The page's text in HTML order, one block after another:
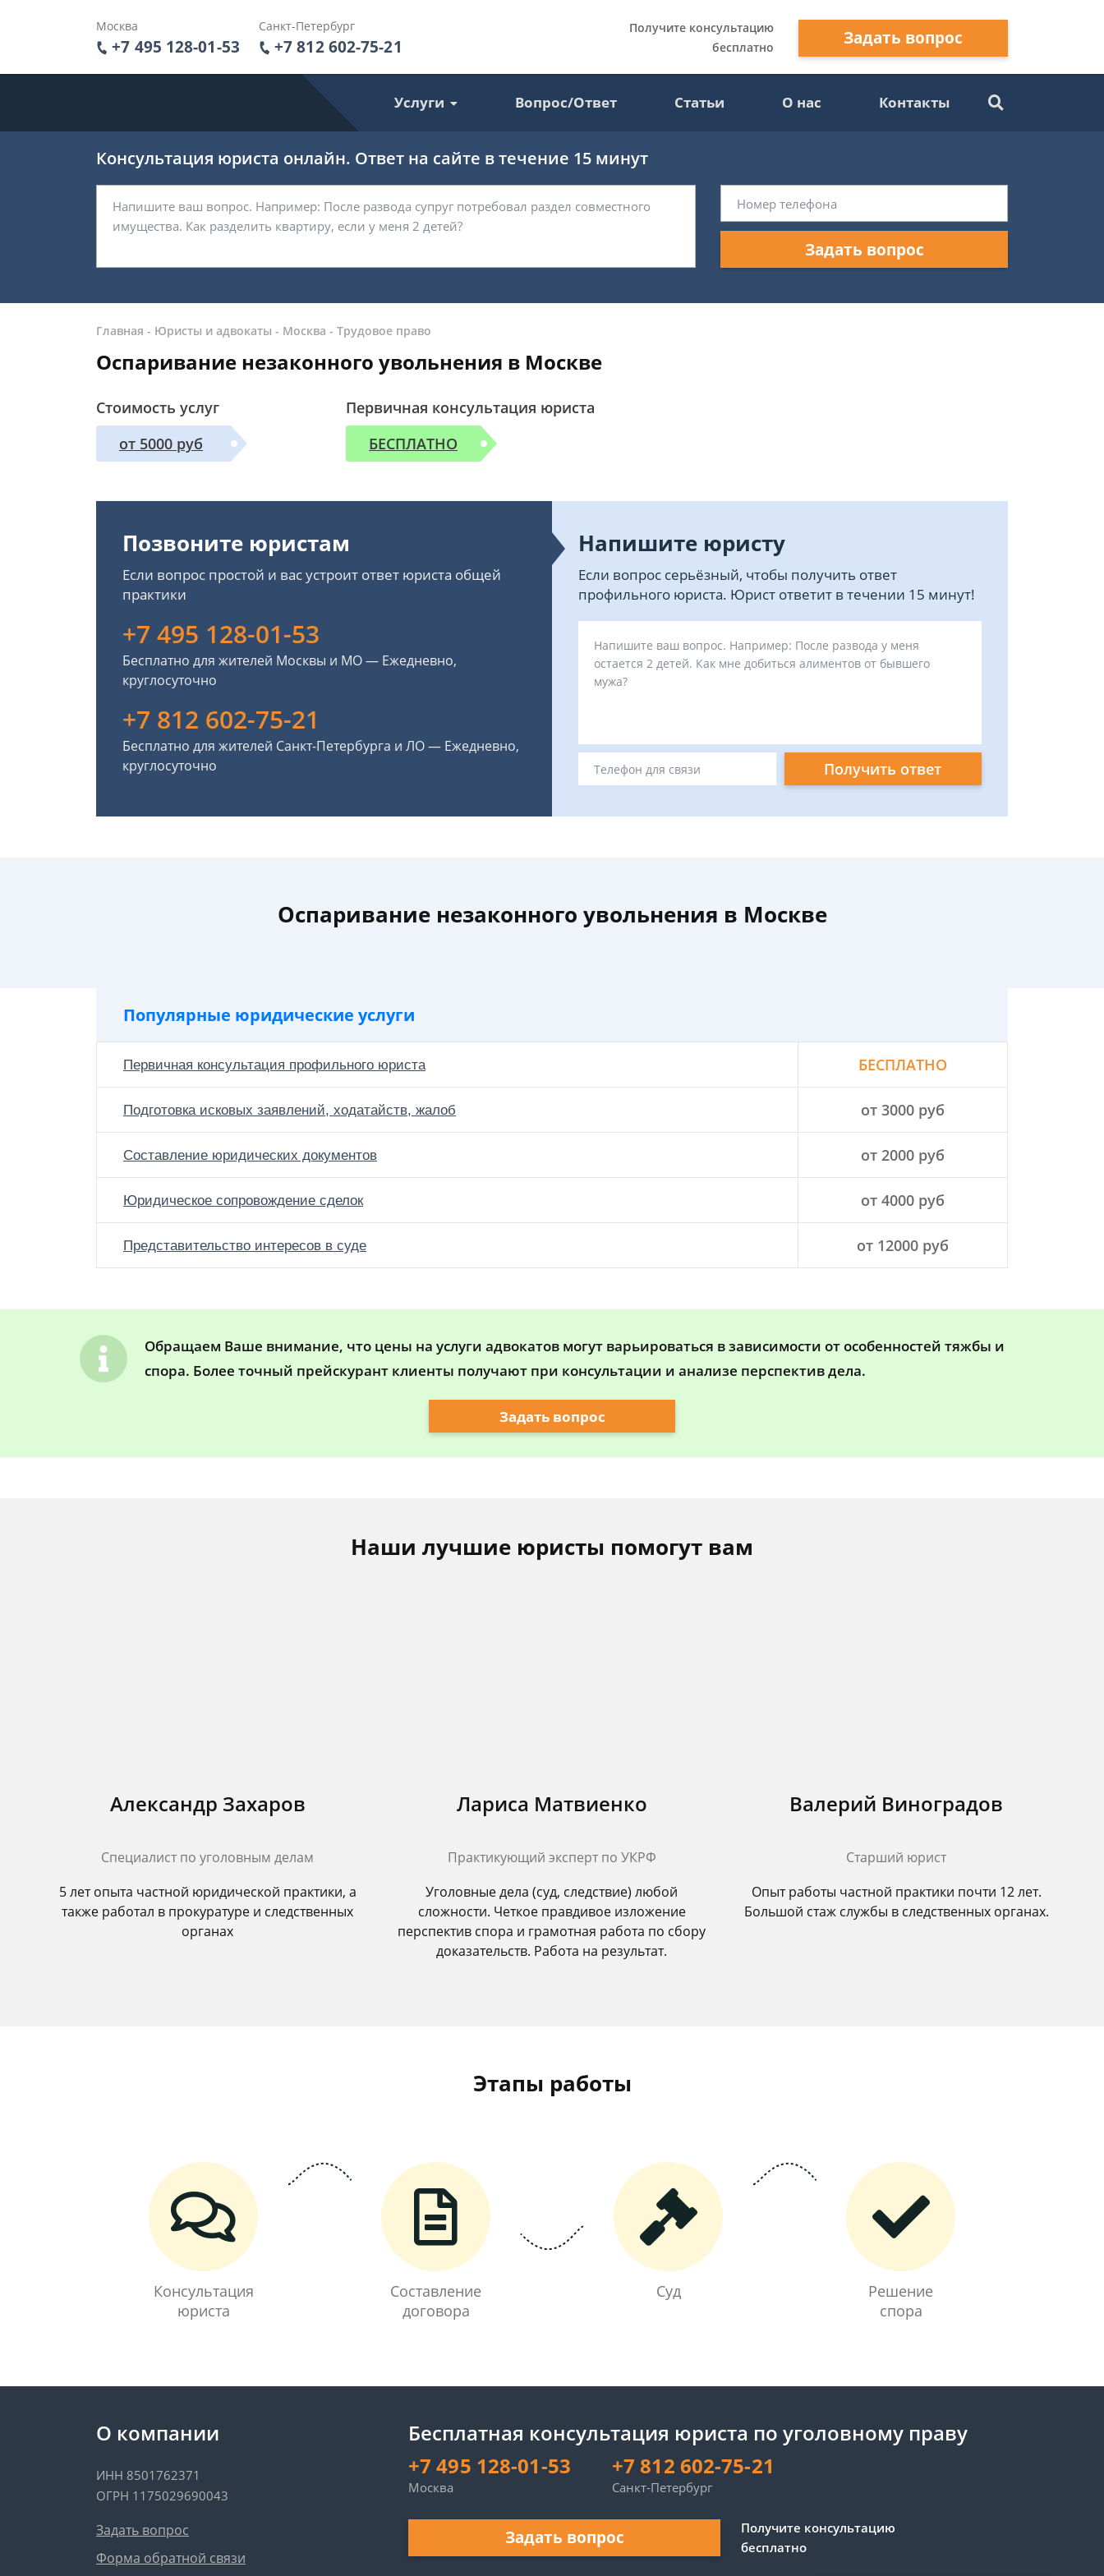
Москва
+7 495 128-01-53
Санкт-Петербург
+7 812 602-75-21
Получите консультацию
бесплатно
Задать вопрос
Услуги Вопрос/Ответ Статьи О нас Контакты
Консультация юриста онлайн. Ответ на сайте в течение 15 минут
Задать вопрос
Главная - Юристы и адвокаты - Москва - Трудовое право
Оспаривание незаконного увольнения в Москве
Стоимость услуг
от 5000 руб
Первичная консультация юриста
БЕСПЛАТНО
Позвоните юристам
Если вопрос простой и вас устроит ответ юриста общей
практики
+7 495 128-01-53
Бесплатно для жителей Москвы и МО — Ежедневно,
круглосуточно
+7 812 602-75-21
Бесплатно для жителей Санкт-Петербурга и ЛО — Ежедневно,
круглосуточно
Напишите юристу
Если вопрос серьёзный, чтобы получить ответ
профильного юриста. Юрист ответит в течении 15 минут!
Получить ответ
Оспаривание незаконного увольнения в Москве
Популярные юридические услуги
Первичная консультация профильного юриста БЕСПЛАТНО
Подготовка исковых заявлений, ходатайств, жалоб от 3000 руб
Составление юридических документов от 2000 руб
Юридическое сопровождение сделок от 4000 руб
Представительство интересов в суде от 12000 руб
Обращаем Ваше внимание, что цены на услуги адвокатов могут варьироваться в зависимости от особенностей тяжбы и
спора. Более точный прейскурант клиенты получают при консультации и анализе перспектив дела.
Задать вопрос
Наши лучшие юристы помогут вам
Александр Захаров
Специалист по уголовным делам
5 лет опыта частной юридической практики, а
также работал в прокуратуре и следственных
органах
Лариса Матвиенко
Практикующий эксперт по УКРФ
Уголовные дела (суд, следствие) любой
сложности. Четкое правдивое изложение
перспектив спора и грамотная работа по сбору
доказательств. Работа на результат.
Валерий Виноградов
Старший юрист
Опыт работы частной практики почти 12 лет.
Большой стаж службы в следственных органах.
Этапы работы
Консультация
юриста
Составление
договора
Суд
Решение
спора
О компании
ИНН 8501762371
ОГРН 1175029690043
Задать вопрос
Форма обратной связи
Бесплатная консультация юриста по уголовному праву
+7 495 128-01-53
Москва
+7 812 602-75-21
Санкт-Петербург
Задать вопрос
Получите консультацию
бесплатно
Здравствуйте! Я дежурный
юрист-консультант сайта,